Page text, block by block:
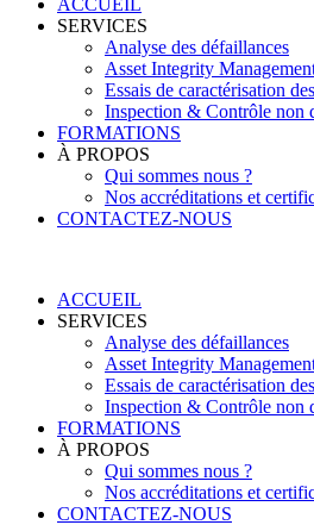
ACCUEIL
SERVICES
Analyse des défaillances
Asset Integrity
Essais de caractérisation
Inspection & Contrôle non
FORMATIONS
À PROPOS
Qui sommes nous ?
Nos accréditations et
CONTACTEZ-NOUS
ACCUEIL
SERVICES
Analyse des défaillances
Asset Integrity
Essais de caractérisation
Inspection & Contrôle non
FORMATIONS
À PROPOS
Qui sommes nous ?
Nos accréditations et
CONTACTEZ-NOUS